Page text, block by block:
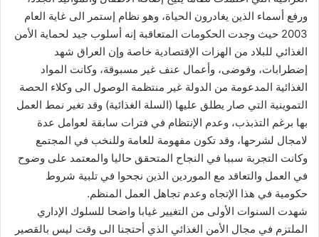
ورفع أسماء الذين يغادرون الحياة، وهو نظام إستمر الى غاية العام
2003 حيث وجدت الحكومات المتعاقبة إنه أسلوب جيد لحماية الأمن
الغذائي للبلاد من الهزات الإقتصادية خاصة وإن العراق شهد
إضطرابات، وفوضى، وأعمال عنف غير مسبوقة، وكانت المواد
الغذائية المدعومة من الدولة غير منتظمة الوصول الى وكلاء الحصة
التموينية التي صار يطلق عليها (السلة الغذائية) وقد تغير نمط العمل
بها برغم التذبذب، وعدم الإنتظام في فترات سابقة لعوامل عدة
لامجال لشرحها، وقد تكون مفهومة للعامة وللنخب في المجتمع
وكانت التجربة سببا في النجاح المتحقق حاليا والمعتمد على وضوح
في العمل والتعاقد مع الموردين الذين نجحوا في تلبية شروط
حكومية في هذا الإتجاه وعدم تجاهل العمل المنظم.
شهدت السنوات الأولى من التغيير غيابا واضحا للسلوك الإداري
الملتزم في مجال الأمن الغذائي الذي أحتجنا الى وقت ليس بالقصير